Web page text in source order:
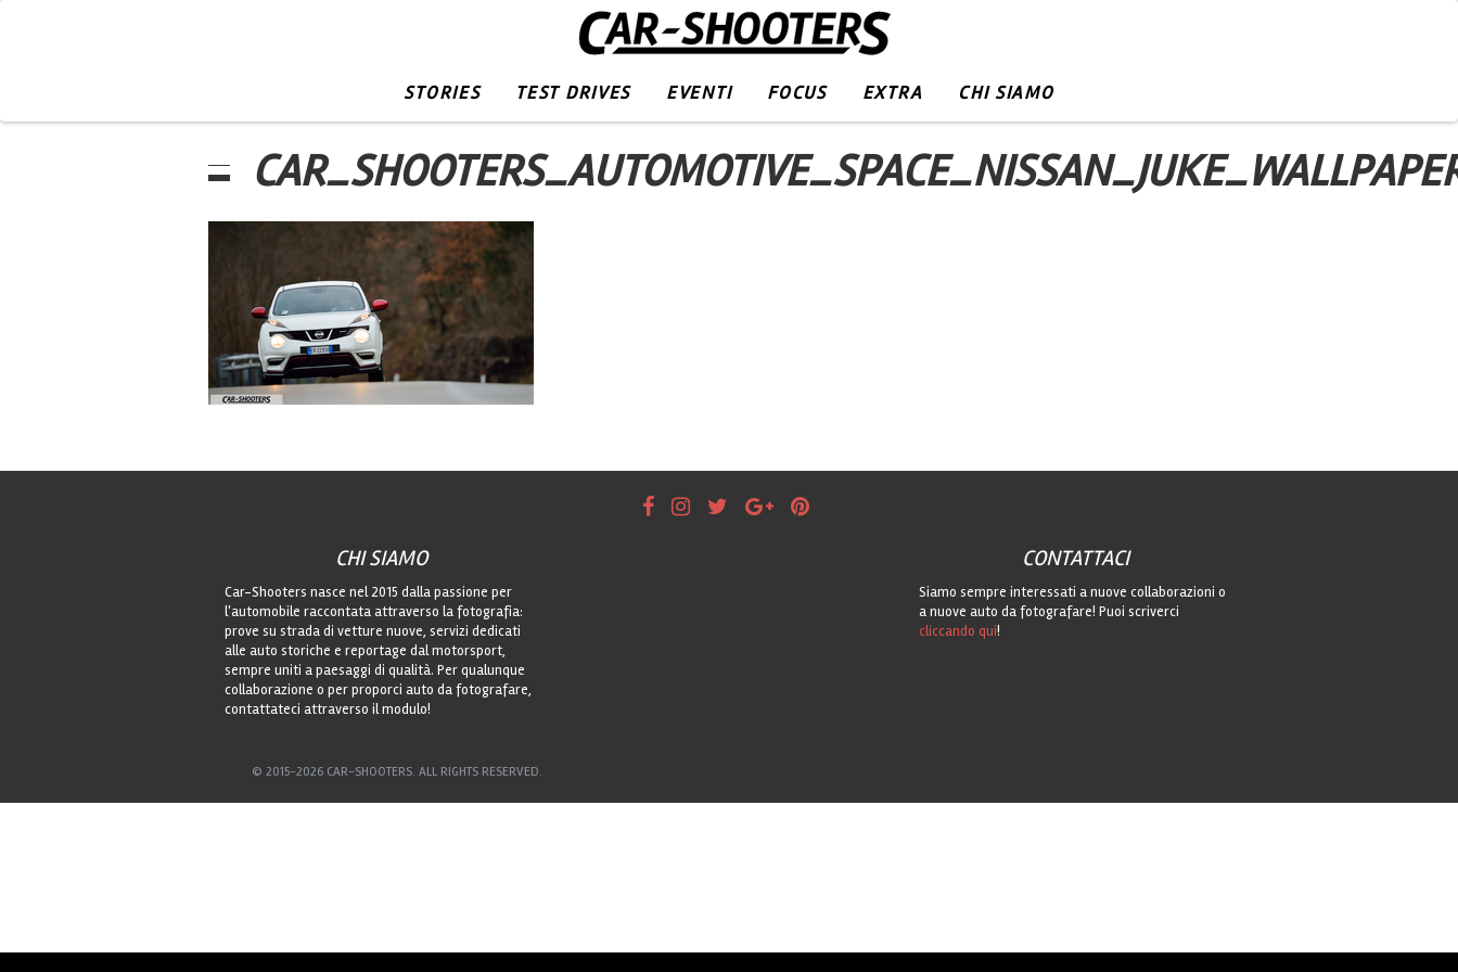
STORIES TEST DRIVES EVENTI FOCUS EXTRA CHI SIAMO
CHI SIAMO
Car-Shooters nasce nel 2015 dalla passione per
l'automobile raccontata attraverso la fotografia:
prove su strada di vetture nuove, servizi dedicati
alle auto storiche e reportage dal motorsport,
sempre uniti a paesaggi di qualità. Per qualunque
collaborazione o per proporci auto da fotografare,
contattateci attraverso il modulo!
CONTATTACI
Siamo sempre interessati a nuove collaborazioni o
a nuove auto da fotografare! Puoi scriverci
cliccando qui!
© 2015-2026 CAR-SHOOTERS. ALL RIGHTS RESERVED.